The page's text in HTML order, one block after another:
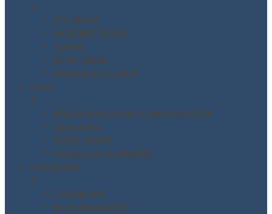
▼
Chi Siamo
MODINETWORK
Clienti
Dove siamo
Recensioni Clienti
Corsi
▼
Piattaforma corsi e-learning MODI
Lista corsi
SHOP CORSI
Condizioni di vendita
Contattaci
▼
Contattaci
Invio documenti